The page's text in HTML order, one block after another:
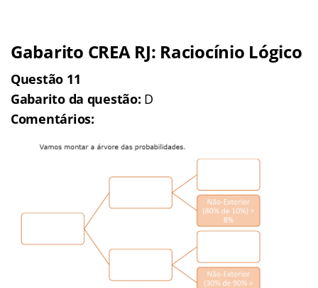
Gabarito CREA RJ: Raciocínio Lógico
Questão 11
Gabarito da questão: D
Comentários: